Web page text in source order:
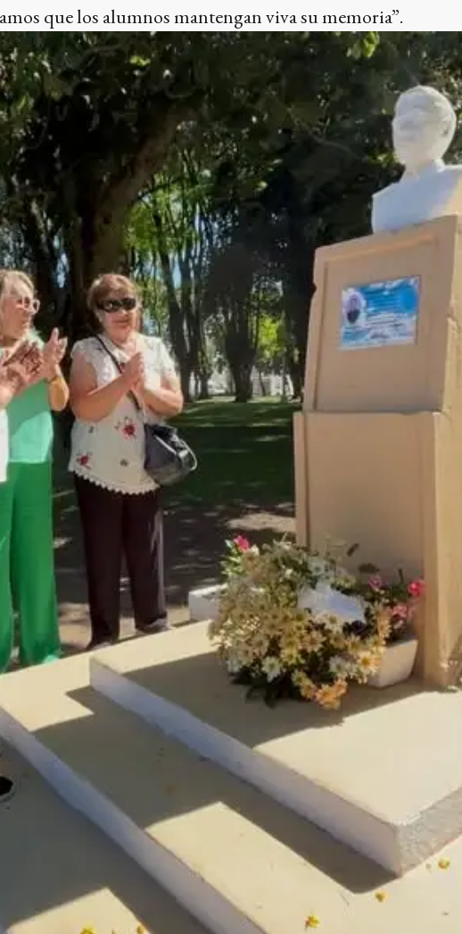
que los alumnos mantengan viva su memoria”.